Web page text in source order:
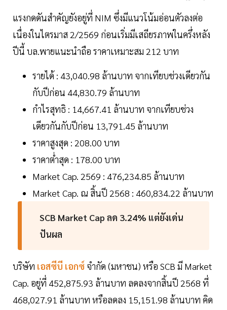
แรงกดดันสำคัญยังอยู่ที่ NIM ซึ่งมีแนวโน้มอ่อนตัวลงต่อ
เนื่องในไตรมาส 2/2569 ก่อนเริ่มมีเสถียรภาพในครึ่งหลัง
ปีนี้ บล.พายแนะนำถือ ราคาเหมาะสม 212 บาท
รายได้ : 43,040.98 ล้านบาท จากเทียบช่วงเดียวกัน
กับปีก่อน 44,830.79 ล้านบาท
กำไรสุทธิ : 14,667.41 ล้านบาท จากเทียบช่วง
เดียวกันกับปีก่อน 13,791.45 ล้านบาท
ราคาสูงสุด : 208.00 บาท
ราคาต่ำสุด : 178.00 บาท
Market Cap. 2569 : 476,234.85 ล้านบาท
Market Cap. ณ สิ้นปี 2568 : 460,834.22 ล้านบาท
SCB Market Cap ลด 3.24% แต่ยังเด่น
ปันผล
บริษัท เอสซีบี เอกซ์ จำกัด (มหาชน) หรือ SCB มี Market
Cap. อยู่ที่ 452,875.93 ล้านบาท ลดลงจากสิ้นปี 2568 ที่
468,027.91 ล้านบาท หรือลดลง 15,151.98 ล้านบาท คิด